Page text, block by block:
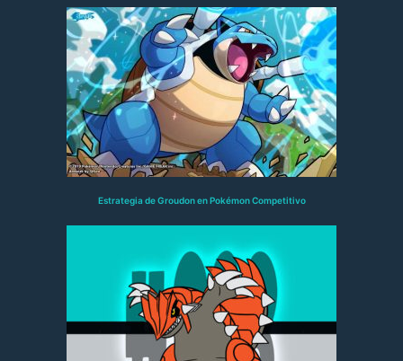
Estrategia de Groudon en Pokémon Competitivo